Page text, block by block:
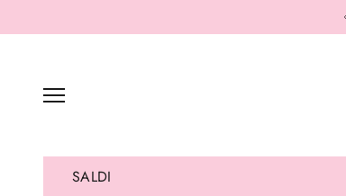
Menù
SALDI